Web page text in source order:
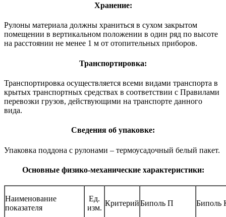
Хранение:
Рулоны материала должны храниться в сухом закрытом
помещении в вертикальном положении в один ряд по высоте
на расстоянии не менее 1 м от отопительных приборов.
Транспортировка:
Транспортировка осуществляется всеми видами транспорта в
крытых транспортных средствах в соответствии с Правилами
перевозки грузов, действующими на транспорте данного
вида.
Сведения об упаковке:
Упаковка поддона с рулонами – термоусадочный белый пакет.
Основные физико-механические характеристики:
Наименование
показателя
Ед.
изм.
КритерийБиполь П Биполь